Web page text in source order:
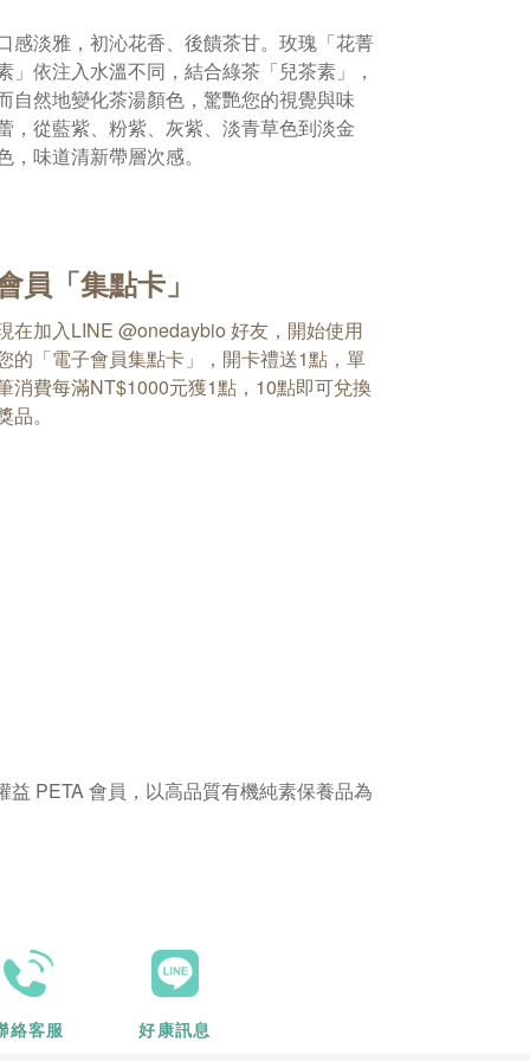
感淡雅，初沁花香、後饋茶甘。玫瑰「花菁
」依注入水溫不同，結合綠茶「兒茶素」，
自然地變化茶湯顏色，驚艷您的視覺與味
，從藍紫、粉紫、灰紫、淡青草色到淡金
，味道清新帶層次感。
員「集點卡」
在加入LINE @onedaybio 好友，開始使用
的「電子會員集點卡」，開卡禮送1點，單
消費每滿NT$1000元獲1點，10點即可兌換
品。
益 PETA 會員 ，以高品質有機純素保養品為
絡客服 好康訊息